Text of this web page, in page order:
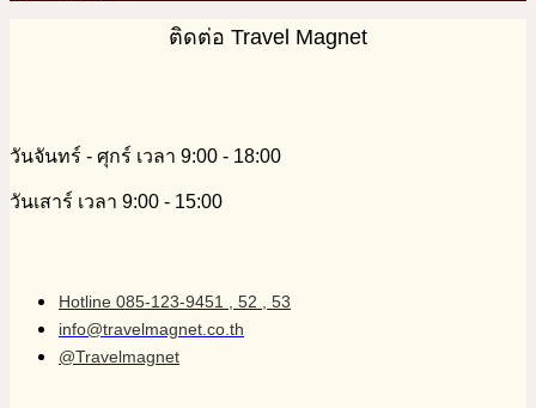
ติดต่อ Travel Magnet
วันจันทร์ - ศุกร์ เวลา 9:00 - 18:00
วันเสาร์ เวลา 9:00 - 15:00
Hotline 085-123-9451 , 52 , 53
info@travelmagnet.co.th
@Travelmagnet